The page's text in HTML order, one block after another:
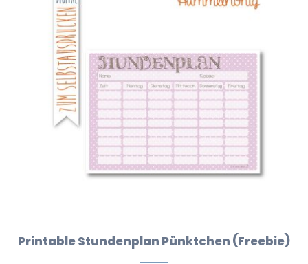
Printable Stundenplan Pünktchen (Freebie)